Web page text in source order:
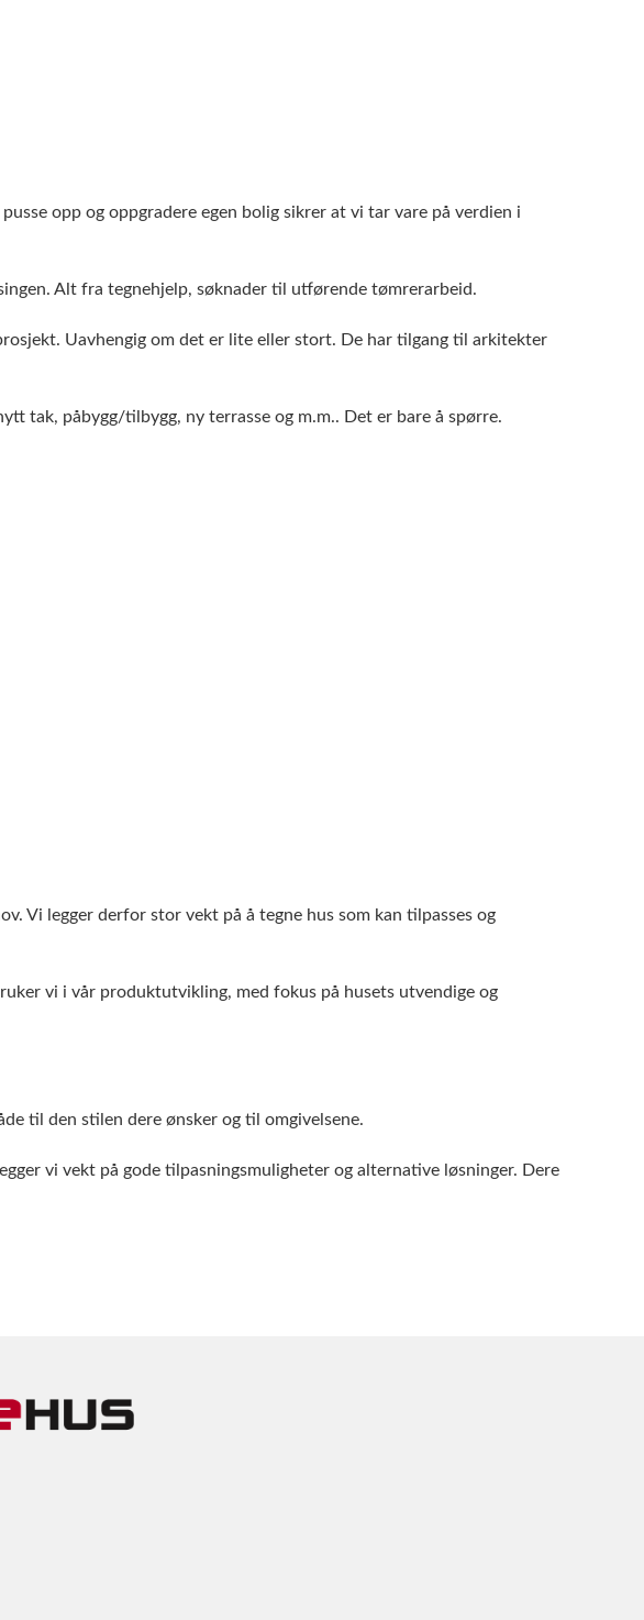
opp og oppgradere egen bolig sikrer at vi tar vare på verdien i
Alt fra tegnehjelp, søknader til utførende tømrerarbeid.
Uavhengig om det er lite eller stort. De har tilgang til arkitekter
tak, påbygg/tilbygg, ny terrasse og m.m.. Det er bare å spørre.
Vi legger derfor stor vekt på å tegne hus som kan tilpasses og
vi i vår produktutvikling, med fokus på husets utvendige og
til den stilen dere ønsker og til omgivelsene.
vi vekt på gode tilpasningsmuligheter og alternative løsninger. Dere